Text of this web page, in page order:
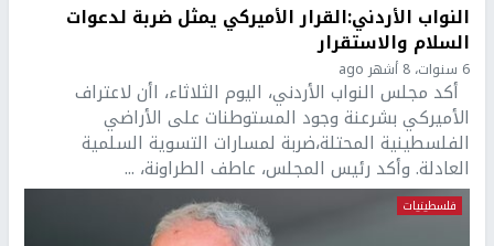
النواب الأردني:القرار الأميركي يمثل ضربة لدعوات
السلام والاستقرار
6 سنوات، 8 أشهر ago
أكد مجلس النواب الأردني، اليوم الثلاثاء، اأن لاعتراف
الأميركي بشرعنة وجود المستوطنات على الأراضي
الفلسطينية المحتلة،ضربة لمسارات التسوية السلمية
العادلة. وأكد رئيس المجلس، عاطف الطراونة، ...
فلسطينيات